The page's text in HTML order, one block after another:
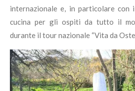
internazionale e, in particolare con
cucina per gli ospiti da tutto il
durante il tour nazionale “Vita da